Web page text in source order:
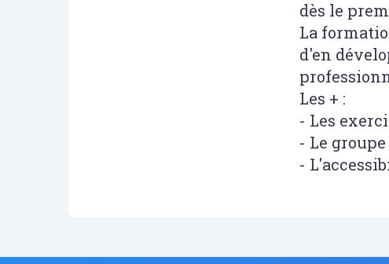
dès le
La
d'en
Les + :
- Les
- Le
-